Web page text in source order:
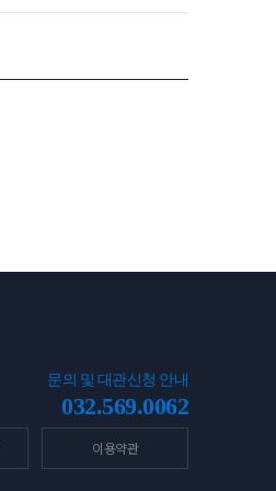
문의 및 대관신청 안내
032.569.0062
이용약관